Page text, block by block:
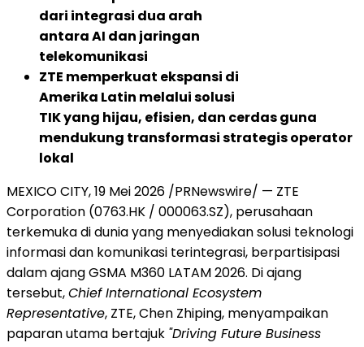
dari integrasi dua arah
antara AI dan jaringan
telekomunikasi
ZTE memperkuat ekspansi di
Amerika Latin melalui solusi
TIK yang hijau, efisien, dan cerdas guna
mendukung transformasi strategis operator
lokal
MEXICO CITY,19 Mei 2026 /PRNewswire/ — ZTE
Corporation (0763.HK / 000063.SZ), perusahaan
terkemuka di dunia yang menyediakan solusi teknologi
informasi dan komunikasi terintegrasi, berpartisipasi
dalam ajang GSMA M360 LATAM 2026. Di ajang
tersebut,Chief International Ecosystem
Representative, ZTE, Chen Zhiping, menyampaikan
paparan utama bertajuk "Driving Future Business